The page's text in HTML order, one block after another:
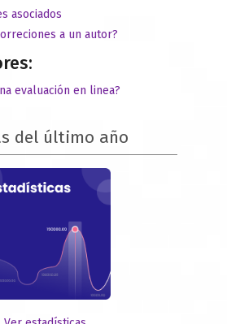
asociados
a un autor?
evaluación en linea?
del último año